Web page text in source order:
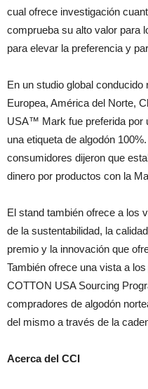
cual ofrece investigación
comprueba su alto valor para
para elevar la preferencia y
En un studio global
Europea, América del Norte,
USA™ Mark fue preferida por
una etiqueta de algodón
consumidores dijeron que
dinero por productos con la
El stand también ofrece a los
de la sustentabilidad, la
premio y la innovación que
También ofrece una vista a
COTTON USA Sourcing
compradores de algodón
del mismo a través de la
Acerca del CCI